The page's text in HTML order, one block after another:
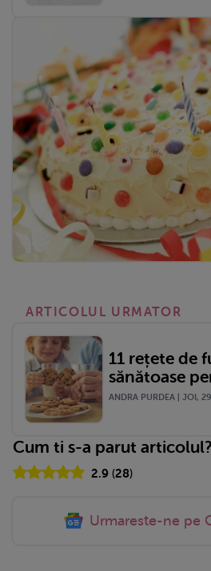
ARTICOLUL URMATOR
11 rețete de
sănătoase
ANDRA PURDEA | JOI,
Cum ti s-a parut
2.9(28)
Urmareste-ne pe